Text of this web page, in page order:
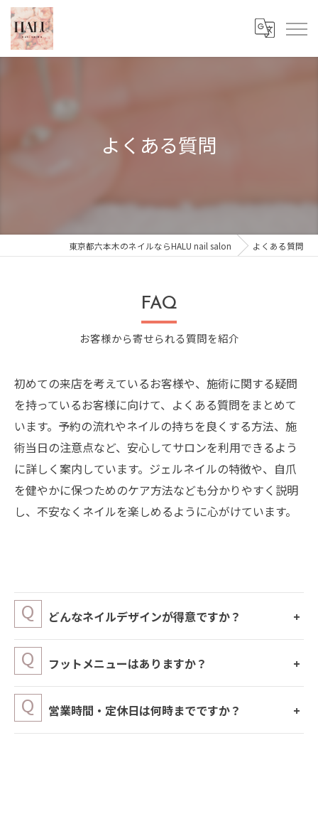
よくある質問
東京都六本木のネイルならHALU nail salon よくある質問
お客様から寄せられる質問を紹介
FAQ
初めての来店を考えているお客様や、施術に関する疑問
を持っているお客様に向けて、よくある質問をまとめて
います。予約の流れやネイルの持ちを良くする方法、施
術当日の注意点など、安心してサロンを利用できるよう
に詳しく案内しています。ジェルネイルの特徴や、自爪
を健やかに保つためのケア方法なども分かりやすく説明
し、不安なくネイルを楽しめるように心がけています。
どんなネイルデザインが得意ですか？
フットメニューはありますか？
営業時間・定休日は何時までですか？